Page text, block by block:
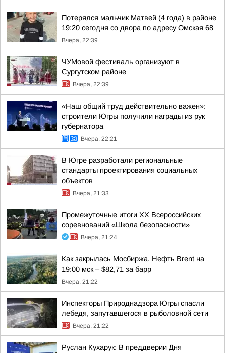
Потерялся мальчик Матвей (4 года) в районе
19:20 сегодня со двора по адресу Омская 68
Вчера, 22:39
ЧУМовой фестиваль организуют в
Сургутском районе
Вчера, 22:39
«Наш общий труд действительно важен»:
строители Югры получили награды из рук
губернатора
Вчера, 22:21
В Югре разработали региональные
стандарты проектирования социальных
объектов
Вчера, 21:33
Промежуточные итоги XX Всероссийских
соревнований «Школа безопасности»
Вчера, 21:24
Как закрылась Мосбиржа. Нефть Brent на
19:00 мск – $82,71 за барр
Вчера, 21:22
Инспекторы Природнадзора Югры спасли
лебедя, запутавшегося в рыболовной сети
Вчера, 21:22
Руслан Кухарук: В преддверии Дня